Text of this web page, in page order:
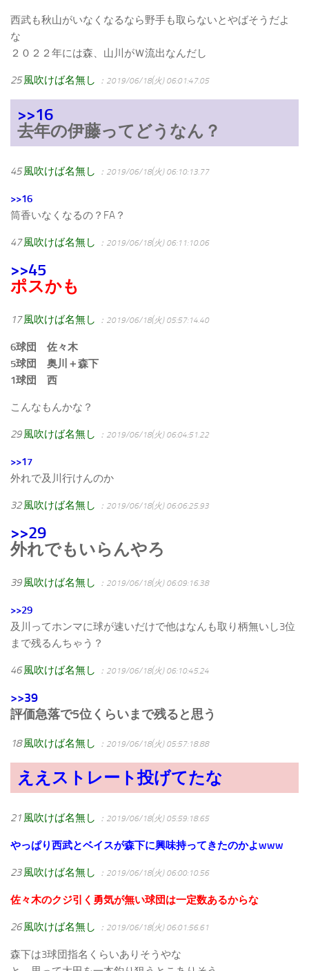
西武も秋山がいなくなるなら野手も取らないとやばそうだよ
な
２０２２年には森、山川がＷ流出なんだし
25 風吹けば名無し ：2019/06/18(火) 06:01:47.05
>>16
去年の伊藤ってどうなん？
45 風吹けば名無し ：2019/06/18(火) 06:10:13.77
>>16
筒香いなくなるの？FA？
47 風吹けば名無し ：2019/06/18(火) 06:11:10.06
>>45
ポスかも
17 風吹けば名無し ：2019/06/18(火) 05:57:14.40
6球団 佐々木
5球団 奥川＋森下
1球団 西
こんなもんかな？
29 風吹けば名無し ：2019/06/18(火) 06:04:51.22
>>17
外れで及川行けんのか
32 風吹けば名無し ：2019/06/18(火) 06:06:25.93
>>29
外れでもいらんやろ
39 風吹けば名無し ：2019/06/18(火) 06:09:16.38
>>29
及川ってホンマに球が速いだけで他はなんも取り柄無いし3位
まで残るんちゃう？
46 風吹けば名無し ：2019/06/18(火) 06:10:45.24
>>39
評価急落で5位くらいまで残ると思う
18 風吹けば名無し ：2019/06/18(火) 05:57:18.88
ええストレート投げてたな
21 風吹けば名無し ：2019/06/18(火) 05:59:18.65
やっぱり西武とベイスが森下に興味持ってきたのかよwww
23 風吹けば名無し ：2019/06/18(火) 06:00:10.56
佐々木のクジ引く勇気が無い球団は一定数あるからな
26 風吹けば名無し ：2019/06/18(火) 06:01:56.61
森下は3球団指名くらいありそうやな